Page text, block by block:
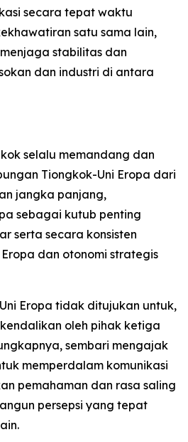
secara tepat waktu
satu sama lain,
stabilitas dan
dan industri di antara
selalu memandang dan
Tiongkok-Uni Eropa dari
jangka panjang,
sebagai kutub penting
serta secara konsisten
dan otonomi strategis
Eropa tidak ditujukan untuk,
oleh pihak ketiga
sembari mengajak
memperdalam komunikasi
pemahaman dan rasa saling
persepsi yang tepat